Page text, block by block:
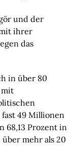
und der
ihrer
das
in über 80
mit
49 Millionen
68,13 Prozent in
mehr als 20